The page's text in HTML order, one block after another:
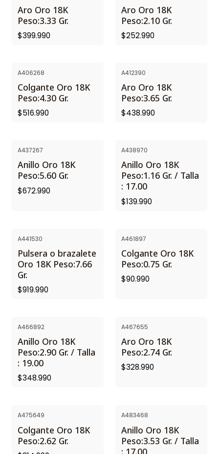
Aro Oro 18K
Peso:3.33 Gr.
$399.990
Aro Oro 18K
Peso:2.10 Gr.
$252.990
A406268
Colgante Oro 18K
Peso:4.30 Gr.
$516.990
A412390
Aro Oro 18K
Peso:3.65 Gr.
$438.990
A437267
Anillo Oro 18K
Peso:5.60 Gr.
$672.990
A438970
Anillo Oro 18K
Peso:1.16 Gr. / Talla
: 17.00
$139.990
A441530
Pulsera o brazalete
Oro 18K Peso:7.66
Gr.
$919.990
A461897
Colgante Oro 18K
Peso:0.75 Gr.
$90.990
A466892
Anillo Oro 18K
Peso:2.90 Gr. / Talla
: 19.00
$348.990
A467655
Aro Oro 18K
Peso:2.74 Gr.
$328.990
A475649
Colgante Oro 18K
Peso:2.62 Gr.
A483468
Anillo Oro 18K
Peso:3.53 Gr. / Talla
: 17.00